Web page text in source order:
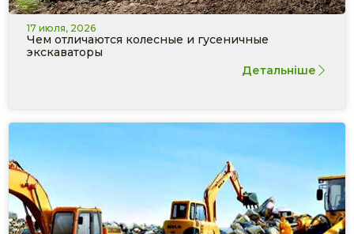
17 июля, 2026
Чем отличаются колесные и гусеничные
экскаваторы
Детальніше